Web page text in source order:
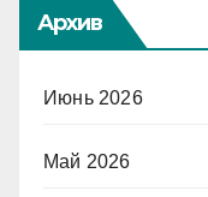
Архив
Июнь 2026
Май 2026